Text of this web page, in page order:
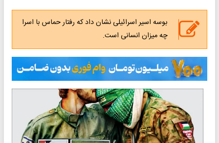
بوسه اسیر اسرائیلی نشان داد که رفتار حماس با اسرا
چه میزان انسانی است.